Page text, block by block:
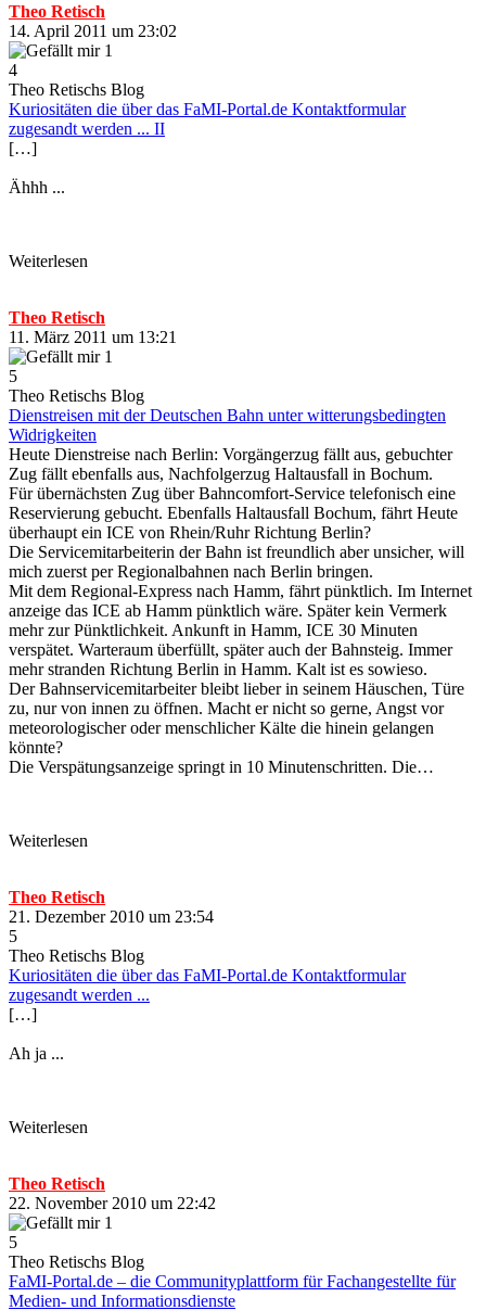
Theo Retisch
14. April 2011 um 23:02
1
4
Theo Retischs Blog
Kuriositäten die über das FaMI-Portal.de Kontaktformular
zugesandt werden ... II
[…]
Ähhh ...
Weiterlesen
Theo Retisch
11. März 2011 um 13:21
1
5
Theo Retischs Blog
Dienstreisen mit der Deutschen Bahn unter witterungsbedingten
Widrigkeiten
Heute Dienstreise nach Berlin: Vorgängerzug fällt aus, gebuchter
Zug fällt ebenfalls aus, Nachfolgerzug Haltausfall in Bochum.
Für übernächsten Zug über Bahncomfort-Service telefonisch eine
Reservierung gebucht. Ebenfalls Haltausfall Bochum, fährt Heute
überhaupt ein ICE von Rhein/Ruhr Richtung Berlin?
Die Servicemitarbeiterin der Bahn ist freundlich aber unsicher, will
mich zuerst per Regionalbahnen nach Berlin bringen.
Mit dem Regional-Express nach Hamm, fährt pünktlich. Im Internet
anzeige das ICE ab Hamm pünktlich wäre. Später kein Vermerk
mehr zur Pünktlichkeit. Ankunft in Hamm, ICE 30 Minuten
verspätet. Warteraum überfüllt, später auch der Bahnsteig. Immer
mehr stranden Richtung Berlin in Hamm. Kalt ist es sowieso.
Der Bahnservicemitarbeiter bleibt lieber in seinem Häuschen, Türe
zu, nur von innen zu öffnen. Macht er nicht so gerne, Angst vor
meteorologischer oder menschlicher Kälte die hinein gelangen
könnte?
Die Verspätungsanzeige springt in 10 Minutenschritten. Die…
Weiterlesen
Theo Retisch
21. Dezember 2010 um 23:54
5
Theo Retischs Blog
Kuriositäten die über das FaMI-Portal.de Kontaktformular
zugesandt werden ...
[…]
Ah ja ...
Weiterlesen
Theo Retisch
22. November 2010 um 22:42
1
5
Theo Retischs Blog
FaMI-Portal.de – die Communityplattform für Fachangestellte für
Medien- und Informationsdienste